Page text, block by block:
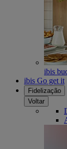
ibis
ibis Go get it
Fidelização
Voltar